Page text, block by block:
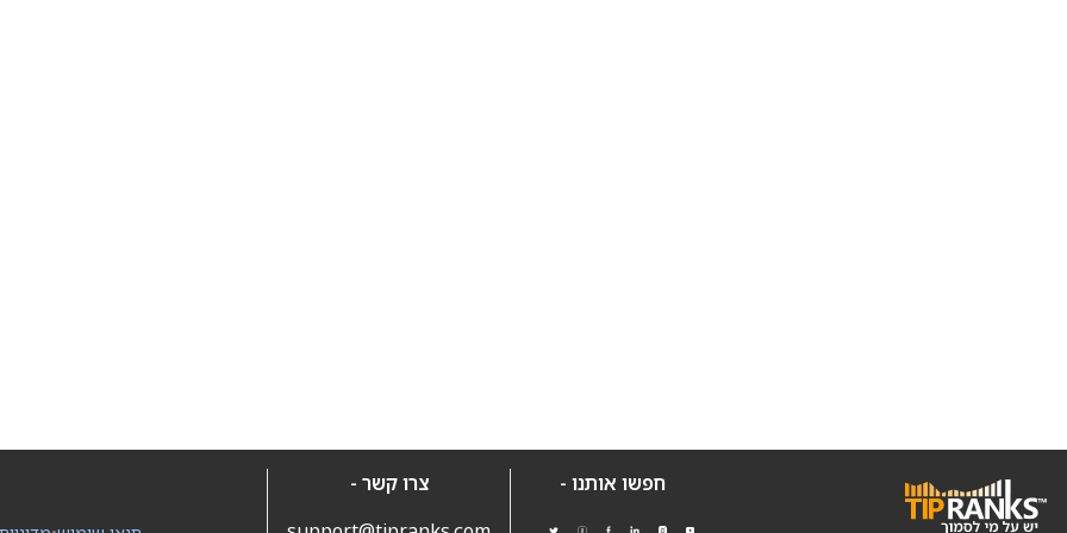
חפשו אותנו -
צרו קשר -